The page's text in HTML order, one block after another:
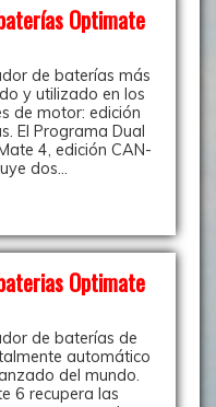
Optimate
de baterías más
y utilizado en los
de motor: edición
El Programa Dual
4, edición CAN-
dos...
Optimate
de baterías de
automático
del mundo.
6 recupera las